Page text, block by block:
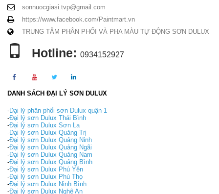
sonnuocgiasi.tvp@gmail.com
https://www.facebook.com/Paintmart.vn
TRUNG TÂM PHÂN PHỐI VÀ PHA MÀU TỰ ĐỘNG SƠN DULUX
Hotline: 0934152927
DANH SÁCH ĐẠI LÝ SƠN DULUX
-Đại lý phân phối sơn Dulux quận 1
-Đại lý sơn Dulux Thái Bình
-Đại lý sơn Dulux Sơn La
-Đại lý sơn Dulux Quảng Trị
-Đại lý sơn Dulux Quảng Ninh
-Đại lý sơn Dulux Quảng Ngãi
-Đại lý sơn Dulux Quảng Nam
-Đại lý sơn Dulux Quảng Bình
-Đại lý sơn Dulux Phú Yên
-Đại lý sơn Dulux Phú Thọ
-Đại lý sơn Dulux Ninh Bình
-Đại lý sơn Dulux Nghệ An